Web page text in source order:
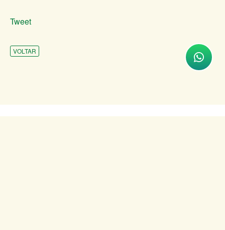
Tweet
VOLTAR